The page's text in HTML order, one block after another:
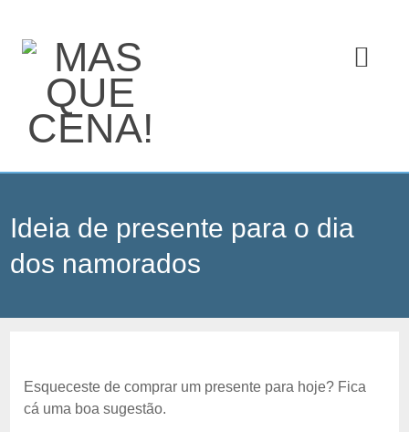
Ideia de presente para o dia
dos namorados
Esqueceste de comprar um presente para hoje? Fica
cá uma boa sugestão.